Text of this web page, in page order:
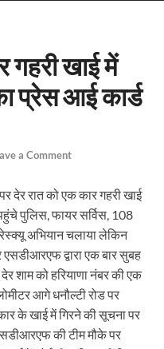
टेक्सटाइल निवेश के प्रमुख गंतव्य के
श्रीराम मंदिर चढ़ावा चोरी के
Parva: देहरादून में मुख्यमंत्री पुष्कर सिंह
Sabha By-Election: चुनाव
Mandir: उत्तरकाशी में CM
पंडवानी गायिका, पद्म
Coach Care Terminal: खातीपुरा में
गहरी खाई में
प्रेस आई कार्ड
a Comment
देर रात को एक कार गहरी खाई
पुलिस, फायर सर्विस, 108
अभियान चलाया लेकिन
द्वारा एक बार सुबह
शाम को हरियाणा नंबर की एक
आगे धनौल्टी रोड पर
के खाई में गिरने की सूचना पर
की टीम मौके पर